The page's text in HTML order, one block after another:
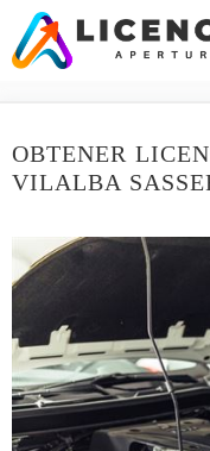
Saltar
contenido
OBTENER
VILALBA